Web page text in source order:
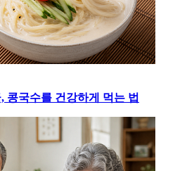
콩국수를 건강하게 먹는 법